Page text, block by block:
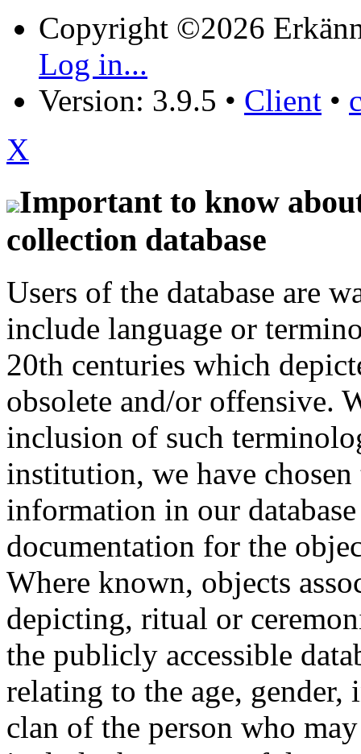
Copyright ©2026
Log in...
Version: 3.9.5 • Client •
X
Important to know
collection database
Users of the database are
include language or
20th centuries which
obsolete and/or offensive.
inclusion of such
institution, we have
information in our
documentation for the
Where known, objects
depicting, ritual or
the publicly accessible
relating to the age,
clan of the person who